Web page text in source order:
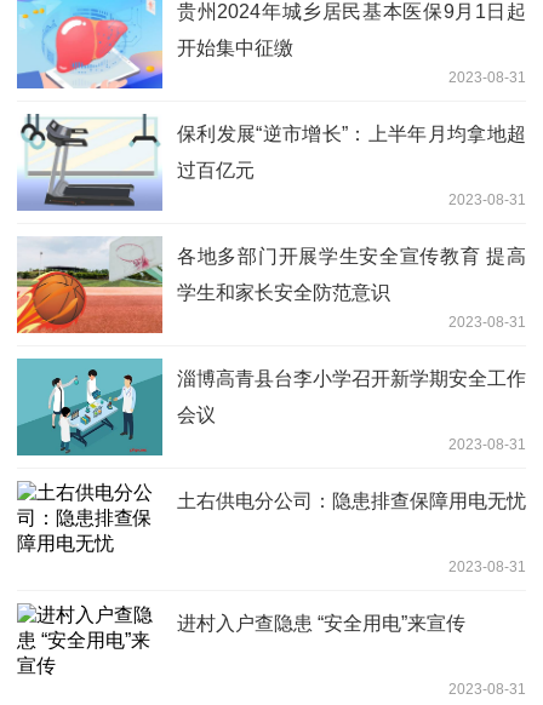
贵州2024年城乡居民基本医保9月1日起
开始集中征缴
2023-08-31
保利发展“逆市增长”：上半年月均拿地超
过百亿元
2023-08-31
各地多部门开展学生安全宣传教育 提高
学生和家长安全防范意识
2023-08-31
淄博高青县台李小学召开新学期安全工作
会议
2023-08-31
土右供电分公司：隐患排查保障用电无忧
2023-08-31
进村入户查隐患 “安全用电”来宣传
2023-08-31